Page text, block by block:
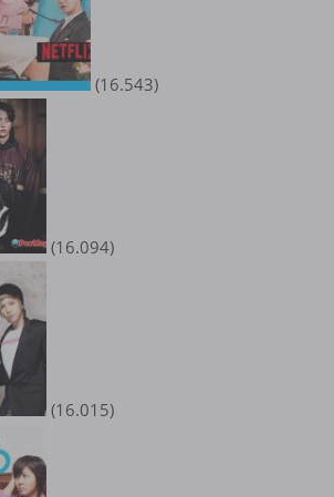
(16.543)
(16.094)
(16.015)